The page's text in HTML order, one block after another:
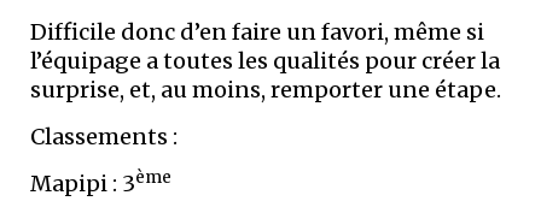
Difficile donc d’en faire un favori, même si
l’équipage a toutes les qualités pour créer la
surprise, et, au moins, remporter une étape.
Classements :
Mapipi : 3ème